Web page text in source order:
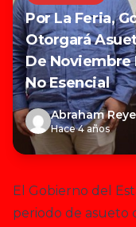
Por La Feria,
Otorgará
De Noviembre
No Esencial
Abraham
Hace 4 años
El Gobierno del
periodo de asueto